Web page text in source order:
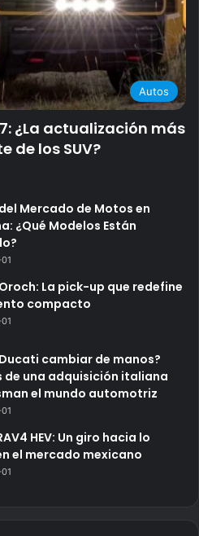
Autos
¿La actualización más
de los SUV?
Mercado de Motos en
¿Qué Modelos Están
La pick-up que redefine
compacto
cambiar de manos?
de una adquisición italiana
el mundo automotriz
HEV: Un giro hacia lo
el mercado mexicano